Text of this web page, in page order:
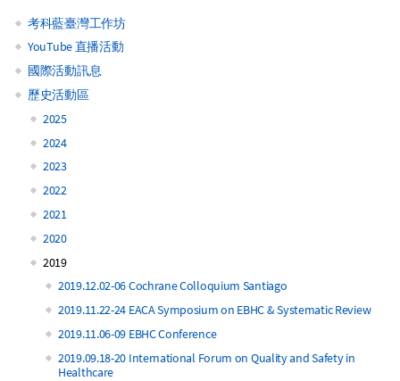
Main
navigation
考科藍臺灣工作坊
YouTube 直播活動
國際活動訊息
歷史活動區
2025
2024
2023
2022
2021
2020
2019
2019.12.02-06 Cochrane Colloquium Santiago
2019.11.22-24 EACA Symposium on EBHC & Systematic Review
2019.11.06-09 EBHC Conference
2019.09.18-20 International Forum on Quality and Safety in
Healthcare